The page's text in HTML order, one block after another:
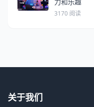
3170 阅读
关于我们